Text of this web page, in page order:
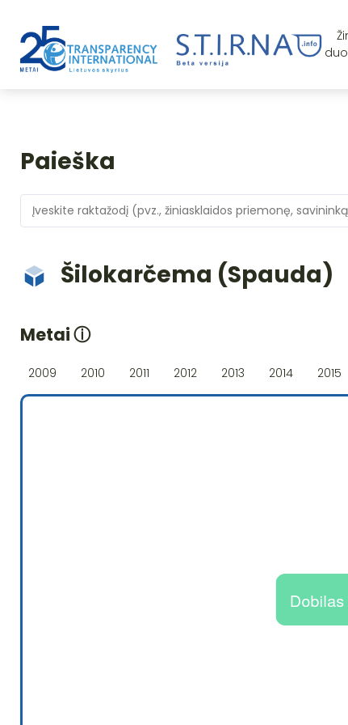
Paieška
Šilokarčema (Spauda)
Metaiⓘ
2009 2010 2011 2012 2013 2014 2015